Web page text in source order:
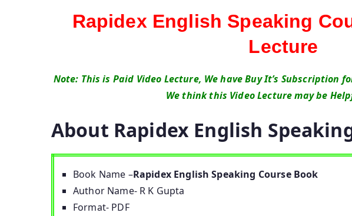
Rapidex English Speaking
Lecture
Note: This is Paid Video Lecture, We have Buy It’s Subscription
We think this Video Lecture may be
About Rapidex English
Book Name –Rapidex English Speaking Course Book
Author Name- R K Gupta
Format- PDF